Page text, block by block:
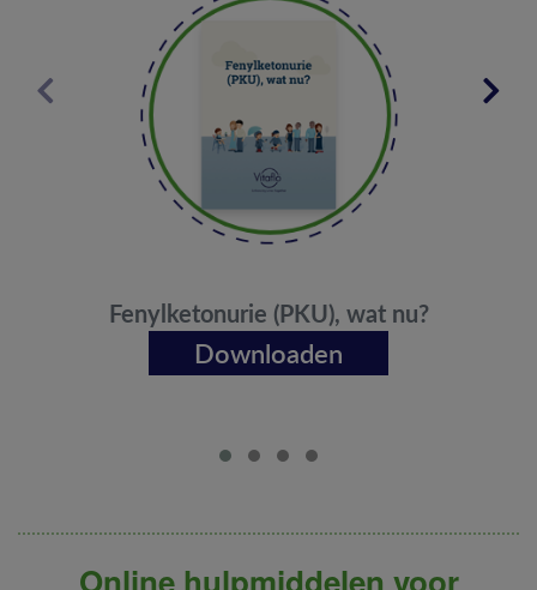
Fenylketonurie (PKU), wat nu?
Downloaden